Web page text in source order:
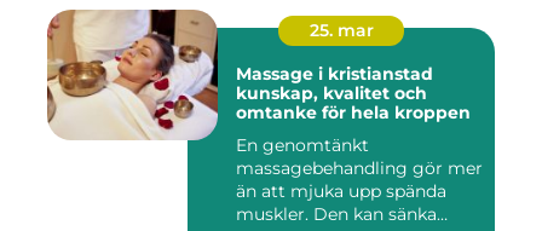
25. mar
Massage i kristianstad
kunskap, kvalitet och
omtanke för hela kroppen
En genomtänkt
massagebehandling gör mer
än att mjuka upp spända
muskler. Den kan sänka